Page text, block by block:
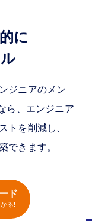
に
ジニアのメン
ら、エンジニア
トを削減し、
できます。
ド
る!